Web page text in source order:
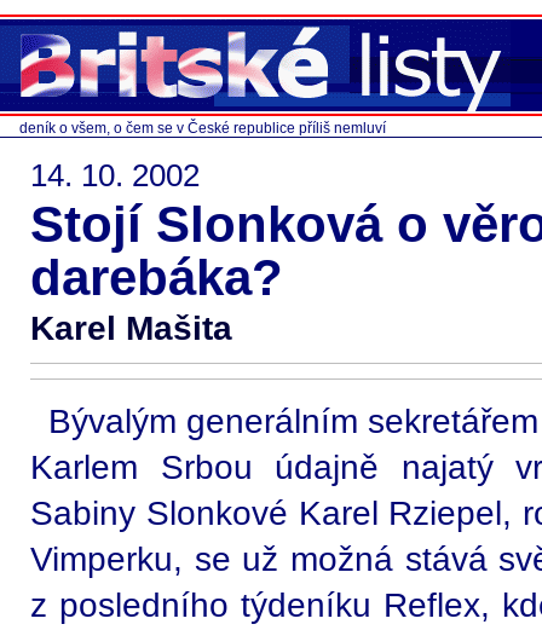
deník o všem, o čem se v České republice příliš nemluví
14. 10. 2002
Stojí Slonková o
darebáka?
Karel Mašita
Bývalým generálním
Karlem Srbou údajně najatý
Sabiny Slonkové Karel Rziepel,
Vimperku, se už možná stává
z posledního týdeníku Reflex,